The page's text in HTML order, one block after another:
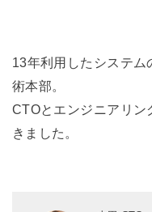
13年利用したシステ
術本部。
CTOとエンジニアリン
きました。